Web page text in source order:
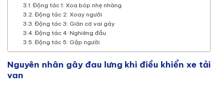
Động tác 1: Xoa bóp nhẹ nhàng
Động tác 2: Xoay người
Động tác 3: Giãn cơ vai gáy
Động tác 4: Nghiêng đầu
Động tác 5: Gập người
Nguyên nhân gây đau lưng khi điều khiển xe tải
van